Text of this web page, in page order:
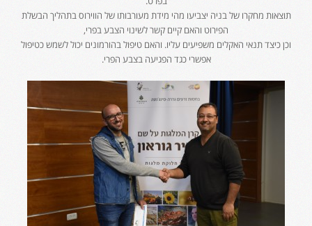
תוצאות מחקרו של בניה יצביעו מהי מידת מעורבותו של הווירוס בתהליך הבשלת
הפירוט והאם קיים קשר לשינוי הצבע בפרי,
וכן כיצד תנאי האקלים משפיעים עליו. והאם טיפול בהורמונים יכול לשמש כטיפול
אפשרי כגד הפגיעה בצבע הפרי.